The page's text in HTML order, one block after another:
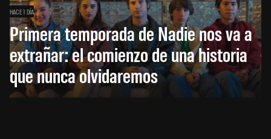
HACE 1 DÍA
Primera temporada de Nadie nos va a
extrañar: el comienzo de una historia
que nunca olvidaremos